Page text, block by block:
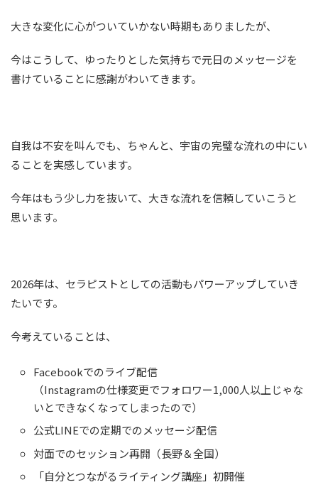
大きな変化に心がついていかない時期もありましたが、
今はこうして、ゆったりとした気持ちで元日のメッセージを
書けていることに感謝がわいてきます。
自我は不安を叫んでも、ちゃんと、宇宙の完璧な流れの中にい
ることを実感しています。
今年はもう少し力を抜いて、大きな流れを信頼していこうと
思います。
2026年は、セラピストとしての活動もパワーアップしていき
たいです。
今考えていることは、
Facebookでのライブ配信
（Instagramの仕様変更でフォロワー1,000人以上じゃな
いとできなくなってしまったので）
公式LINEでの定期でのメッセージ配信
対面でのセッション再開（長野＆全国）
「自分とつながるライティング講座」初開催